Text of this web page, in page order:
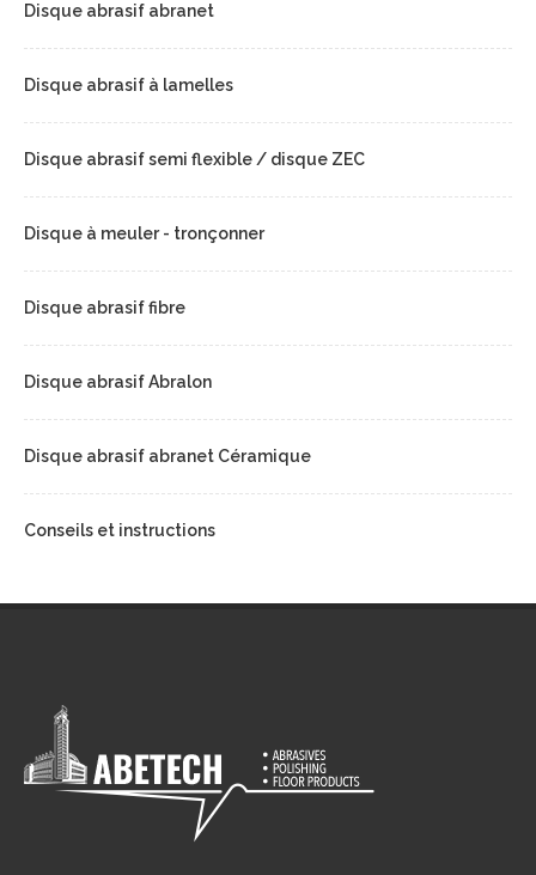
Disque abrasif abranet
Disque abrasif à lamelles
Disque abrasif semi flexible / disque ZEC
Disque à meuler - tronçonner
Disque abrasif fibre
Disque abrasif Abralon
Disque abrasif abranet Céramique
Conseils et instructions